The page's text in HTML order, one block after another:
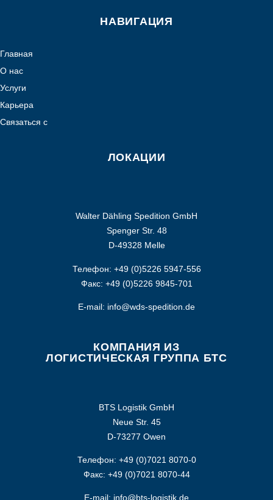
НАВИГАЦИЯ
Главная
О нас
Услуги
Карьера
Связаться с
ЛОКАЦИИ
Walter Dähling Spedition GmbH
Spenger Str. 48
D-49328 Melle
Телефон: +49 (0)5226 5947-556
Факс: +49 (0)5226 9845-701
E-mail: info@wds-spedition.de
КОМПАНИЯ ИЗ
ЛОГИСТИЧЕСКАЯ ГРУППА БТС
BTS Logistik GmbH
Neue Str. 45
D-73277 Owen
Телефон: +49 (0)7021 8070-0
Факс: +49 (0)7021 8070-44
E-mail: info@bts-logistik.de